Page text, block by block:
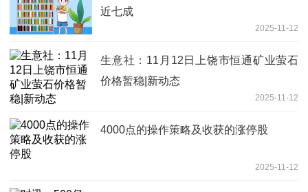
近七成
2025-11-12
生意社：11月12日上饶市恒通矿业萤石
价格暂稳|新动态
2025-11-12
4000点的操作策略及收获的涨停股
2025-11-12